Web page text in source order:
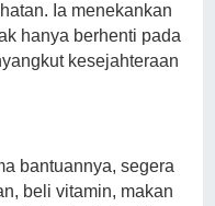
Ia menekankan
hanya berhenti pada
kesejahteraan
bantuannya, segera
beli vitamin, makan